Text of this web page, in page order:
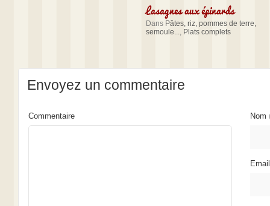
Lasagnes aux épinards
Dans Pâtes, riz, pommes de terre,
semoule..., Plats complets
Envoyez un commentaire
Nom
Commentaire